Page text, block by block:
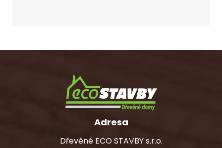
Adresa
Dřevěné ECO STAVBY s.r.o.